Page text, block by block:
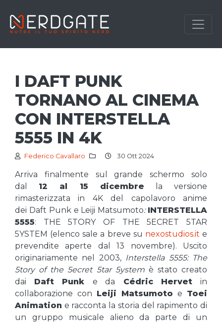
I DAFT PUNK
TORNANO AL CINEMA
CON INTERSTELLA
5555 IN 4K
Federico Cavallaro 30 Ott 2024
Arriva finalmente sul grande schermo solo
dal 12 al 15 dicembre la versione
rimasterizzata in 4K del capolavoro anime
dei Daft Punk e Leiji Matsumoto: INTERSTELLA
5555: THE 5TORY OF THE 5ECRET 5TAR
5YSTEM (elenco sale a breve su nexostudios.it e
prevendite aperte dal 13 novembre). Uscito
originariamente nel 2003, Interstella 5555: The
5tory of the 5ecret 5tar 5ystemè stato creato
dai Daft Punk e da Cédric Hervet in
collaborazione con Leiji Matsumoto e Toei
Animation e racconta la storia del rapimento di
un gruppo musicale alieno da parte di un